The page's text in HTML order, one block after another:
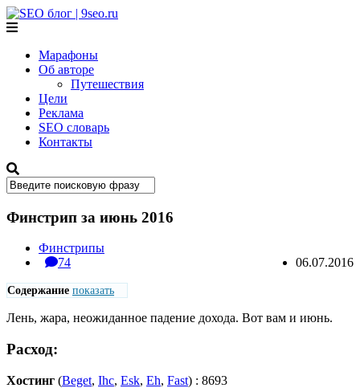
SEO блог | 9seo.ru
Марафоны
Об авторе
Путешествия
Цели
Реклама
SEO словарь
Контакты
Финстрип за июнь 2016
Финстрипы
06.07.2016
74
Содержание показать
Лень, жара, неожиданное падение дохода. Вот вам и июнь.
Расход:
Хостинг (Beget, Ihc, Esk, Eh, Fast) : 8693